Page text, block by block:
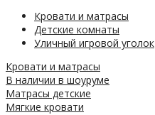
Кровати и матрасы
Детские комнаты
Уличный игровой уголок
Кровати и матрасы
В наличии в шоуруме
Матрасы детские
Мягкие кровати